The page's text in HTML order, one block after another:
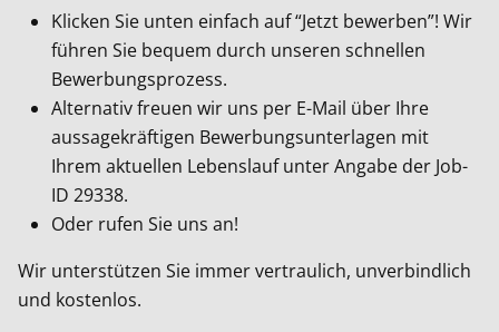
Klicken Sie unten einfach auf “Jetzt bewerben”! Wir
führen Sie bequem durch unseren schnellen
Bewerbungsprozess.
Alternativ freuen wir uns per E-Mail über Ihre
aussagekräftigen Bewerbungsunterlagen mit
Ihrem aktuellen Lebenslauf unter Angabe der Job-
ID 29338.
Oder rufen Sie uns an!
Wir unterstützen Sie immer vertraulich, unverbindlich
und kostenlos.